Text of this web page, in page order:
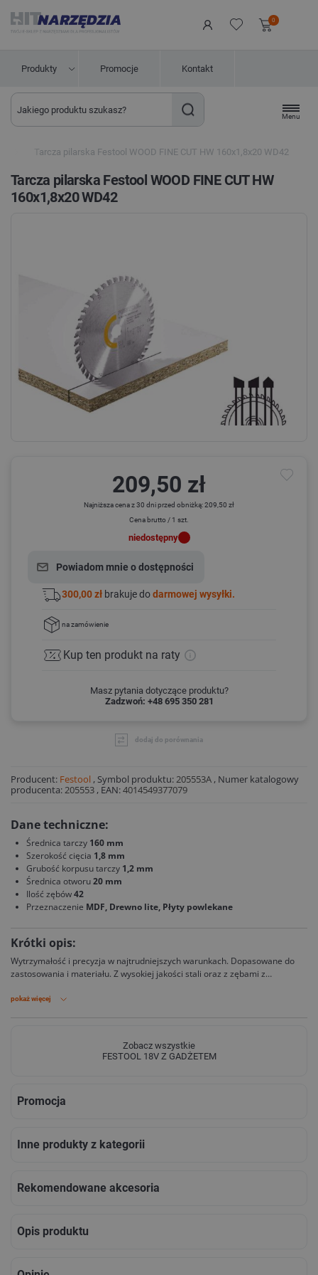
0
Produkty Promocje Kontakt
Menu
Tarcza pilarska Festool WOOD FINE CUT HW 160x1,8x20 WD42
Tarcza pilarska Festool WOOD FINE CUT HW
160x1,8x20 WD42
209,50 zł
Najniższa cena z 30 dni przed obniżką: 209,50 zł
Cena brutto / 1 szt.
niedostępny
Powiadom mnie o dostępności
300,00 zł brakuje dodarmowej wysyłki.
na zamówienie
Kup ten produkt na raty
Masz pytania dotyczące produktu?
Zadzwoń: +48 695 350 281
dodaj do porównania
Producent: Festool , Symbol produktu: 205553A , Numer katalogowy
producenta: 205553 , EAN:4014549377079
Dane techniczne:
Średnica tarczy 160 mm
Szerokość cięcia 1,8 mm
Grubość korpusu tarczy 1,2 mm
Średnica otworu20 mm
Ilość zębów42
Przeznaczenie MDF, Drewno lite, Płyty powlekane
Krótki opis:
Wytrzymałość i precyzja w najtrudniejszych warunkach. Dopasowane do
zastosowania i materiału. Z wysokiej jakości stali oraz z zębami z
wtedy, gdy tarcza pilarska jest tak samo dobra, jak maszyna.
pokaż więcej
Zobacz wszystkie
FESTOOL 18V Z GADŻETEM
Promocja
Inne produkty z kategorii
Rekomendowane akcesoria
Opis produktu